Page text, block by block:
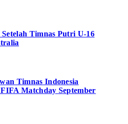
Timnas Putri U-16
Timnas Indonesia
Matchday September